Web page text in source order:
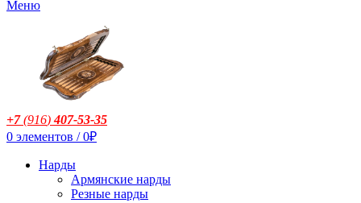
Меню
+7(916)407-53-35
0 элементов / 0₽
Нарды
Армянские нарды
Резные нарды